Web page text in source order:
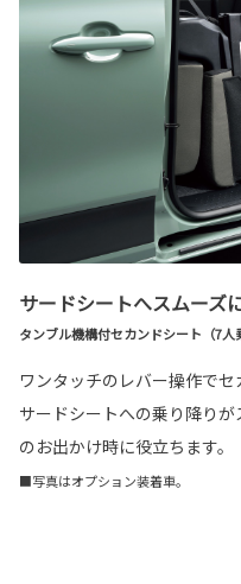
サードシートへスムーズ
タンブル機構付セカンドシート（7人
ワンタッチのレバー操作でセ
サードシートへの乗り降り
のお出かけ時に役立ちます。
■写真はオプション装着車。